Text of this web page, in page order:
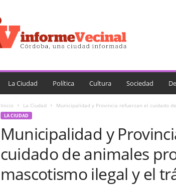
La Ciudad Política Cultura Sociedad
Inicio La Ciudad Municipalidad y Provincia refuerzan el cuidado
LA CIUDAD
Municipalidad y
cuidado de animales
mascotismo ilegal y el